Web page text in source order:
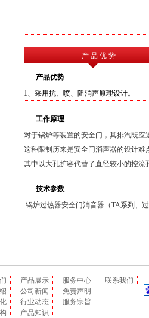
产 品 优 势
产品优势
1、 采用抗、喷、阻消声原理设计。
工作原理
对于锅炉等装置的安全门，其排汽既
这种限制历来是安全门消声器的设计
其中以大孔扩容代替了直径较小的控
技术参数
锅炉过热器安全门消音器（TA系列、
产品展示
公司新闻
行业动态
产品知识
服务中心
免责声明
服务宗旨
联系我们